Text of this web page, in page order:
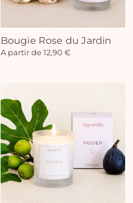
Bougie Rose du Jardin
A partir de 12,90 €